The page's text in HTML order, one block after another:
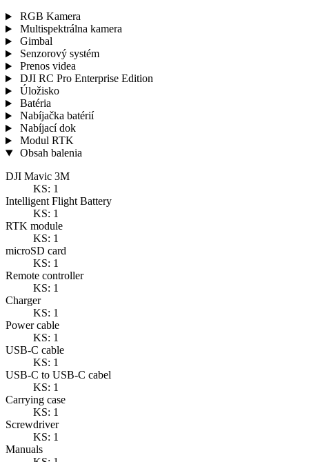
RGB Kamera
Multispektrálna kamera
Gimbal
Senzorový systém
Prenos videa
DJI RC Pro Enterprise Edition
Úložisko
Batéria
Nabíjačka batérií
Nabíjací dok
Modul RTK
Obsah balenia
DJI Mavic 3M
KS: 1
Intelligent Flight Battery
KS: 1
RTK module
KS: 1
microSD card
KS: 1
Remote controller
KS: 1
Charger
KS: 1
Power cable
KS: 1
USB-C cable
KS: 1
USB-C to USB-C cabel
KS: 1
Carrying case
KS: 1
Screwdriver
KS: 1
Manuals